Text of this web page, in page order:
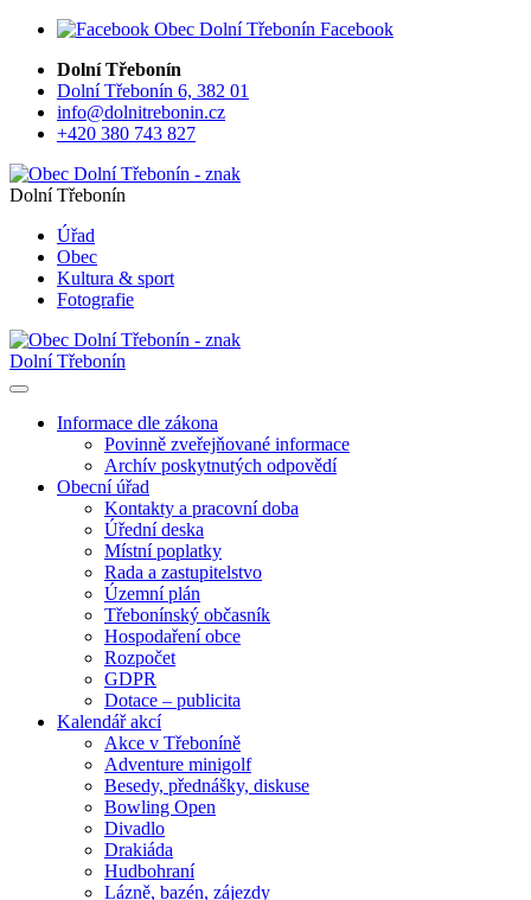
Facebook
Dolní Třebonín
Dolní Třebonín 6, 382 01
info@dolnitrebonin.cz
+420 380 743 827
Dolní Třebonín
Úřad
Obec
Kultura & sport
Fotografie
Dolní Třebonín
Informace dle zákona
Povinně zveřejňované informace
Archív poskytnutých odpovědí
Obecní úřad
Kontakty a pracovní doba
Úřední deska
Místní poplatky
Rada a zastupitelstvo
Územní plán
Třebonínský občasník
Hospodaření obce
Rozpočet
GDPR
Dotace – publicita
Kalendář akcí
Akce v Třeboníně
Adventure minigolf
Besedy, přednášky, diskuse
Bowling Open
Divadlo
Drakiáda
Hudbohraní
Lázně, bazén, zájezdy